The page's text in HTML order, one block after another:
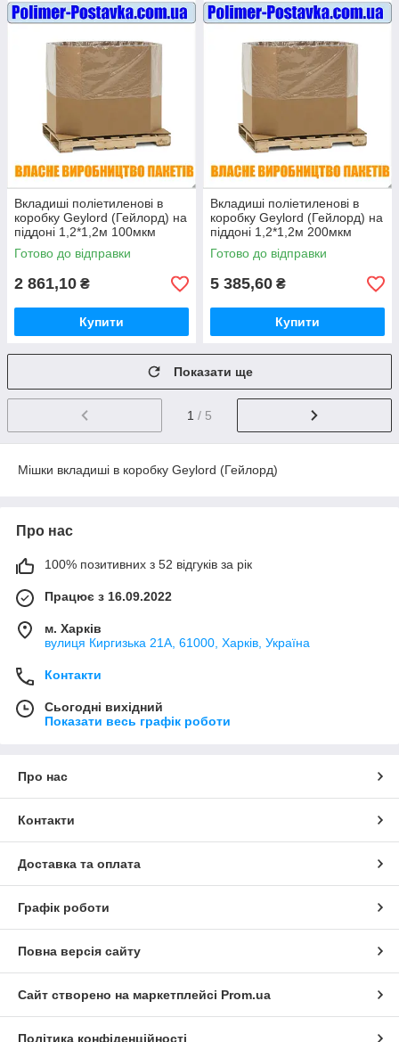
Вкладиші поліетиленові в
коробку Geylord (Гейлорд) на
піддоні 1,2*1,2м 100мкм
висотою 1 метр (ВТОРИННІ)
10шт
Готово до відправки
2 861,10 ₴
Купити
Вкладиші поліетиленові в
коробку Geylord (Гейлорд) на
піддоні 1,2*1,2м 200мкм
висотою 1 метр (ВТОРИННІ)
10шт
Готово до відправки
5 385,60 ₴
Купити
Показати ще
1 / 5
Мішки вкладиші в коробку Geylord (Гейлорд)
Про нас
100% позитивних з 52 відгуків за рік
Працює з 16.09.2022
м. Харків
вулиця Киргизька 21А, 61000, Харків, Україна
Контакти
Сьогодні вихідний
Показати весь графік роботи
Про нас
Контакти
Доставка та оплата
Графік роботи
Повна версія сайту
Сайт створено на маркетплейсі Prom.ua
Політика конфіденційності